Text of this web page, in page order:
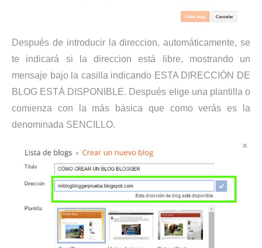
Después de introducir la direccion, automáticamente, se
te indicará si la direccion está libre, mostrando un
mensaje bajo la casilla indicando ESTA DIRECCIÓN DE
BLOG ESTÁ DISPONIBLE. Después elige una plantilla o
comienza con la más básica que como verás es la
denominada SENCILLO.